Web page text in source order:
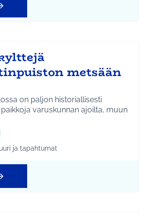
metsään
on paljon historiallisesti
varuskunnan ajoilta, muun
mukaan: Hyrylä
teeman mukaan: Kulttuuri ja
ja tapahtumat